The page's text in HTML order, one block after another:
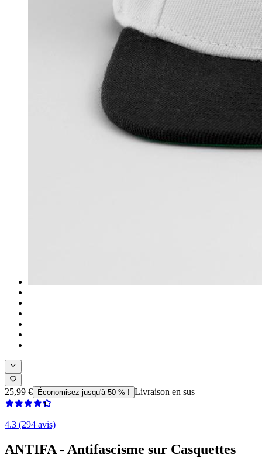
25,99 € Économisez jusqu'à 50 % ! Livraison en sus
4.3 (294 avis)
ANTIFA - Antifascisme sur Casquettes